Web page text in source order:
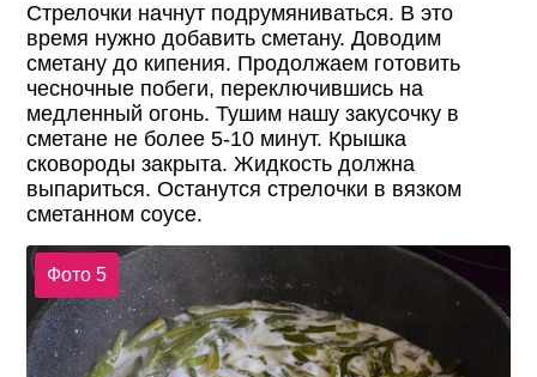
Стрелочки начнут подрумяниваться. В это
время нужно добавить сметану. Доводим
сметану до кипения. Продолжаем готовить
чесночные побеги, переключившись на
медленный огонь. Тушим нашу закусочку в
сметане не более 5-10 минут. Крышка
сковороды закрыта. Жидкость должна
выпариться. Останутся стрелочки в вязком
сметанном соусе.
Фото 5